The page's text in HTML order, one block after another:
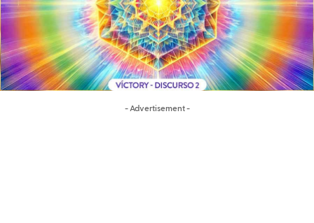
- Advertisement -